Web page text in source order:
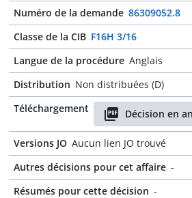
Numéro de la demande 86309052.8
Classe de la CIB F16H 3/16
Langue de la procédure Anglais
Distribution Non distribuées (D)
Téléchargement
Décision en
Versions JO Aucun lien JO trouvé
Autres décisions pour cet affaire -
Résumés pour cette décision -